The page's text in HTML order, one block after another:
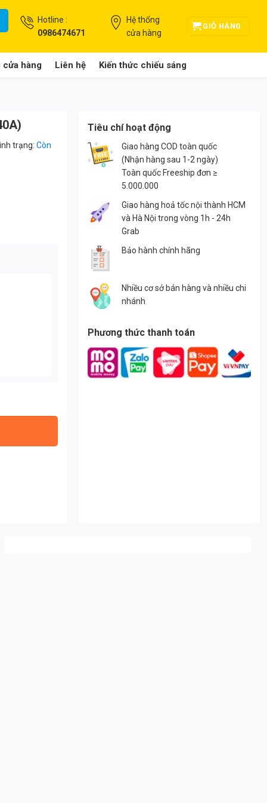
Hotline :
0986474671
Hệ thống
cửa hàng
GIỎ HÀNG
cửa hàng Liên hệ Kiến thức chiếu sáng
trạng: Còn
Tiêu chí hoạt động
Giao hàng COD toàn quốc
(Nhận hàng sau 1-2 ngày)
Toàn quốc Freeship đơn ≥
5.000.000
Giao hàng hoả tốc nội thành HCM
và Hà Nội trong vòng 1h - 24h
Grab
Bảo hành chính hãng
Nhiều cơ sở bán hàng và nhiều chi
nhánh
Phương thức thanh toán